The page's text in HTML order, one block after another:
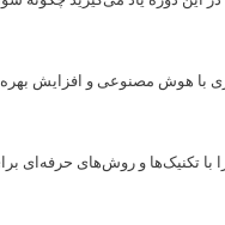
تکنیک‌ها و روش‌های حرفه‌ای